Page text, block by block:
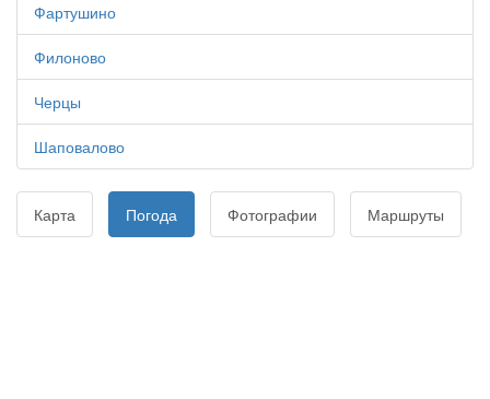
Фартушино
Филоново
Черцы
Шаповалово
Карта Погода Фотографии Маршруты